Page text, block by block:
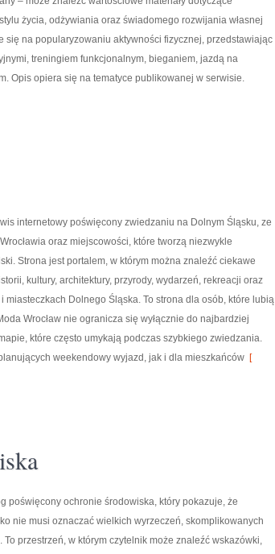
życia, odżywiania oraz świadomego rozwijania własnej
się na popularyzowaniu aktywności fizycznej, przedstawiając
treningiem funkcjonalnym, bieganiem, jazdą na
Opis opiera się na tematyce publikowanej w serwisie.
internetowy poświęcony zwiedzaniu na Dolnym Śląsku, ze
oraz miejscowości, które tworzą niezwykle
Strona jest portalem, w którym można znaleźć ciekawe
kultury, architektury, przyrody, wydarzeń, rekreacji oraz
miasteczkach Dolnego Śląska. To strona dla osób, które lubią
Wrocław nie ogranicza się wyłącznie do najbardziej
które często umykają podczas szybkiego zwiedzania.
weekendowy wyjazd, jak i dla mieszkańców [
poświęcony ochronie środowiska, który pokazuje, że
nie musi oznaczać wielkich wyrzeczeń, skomplikowanych
przestrzeń, w którym czytelnik może znaleźć wskazówki,